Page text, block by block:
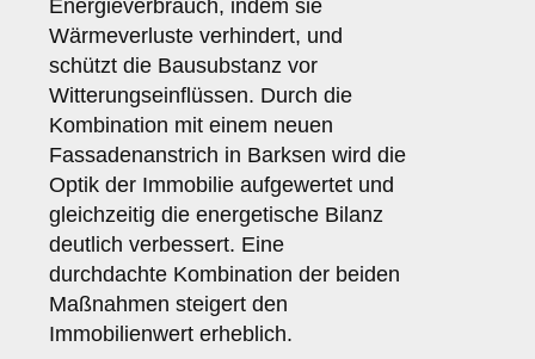
Energieverbrauch, indem sie
Wärmeverluste verhindert, und
schützt die Bausubstanz vor
Witterungseinflüssen. Durch die
Kombination mit einem neuen
Fassadenanstrich in Barksen wird die
Optik der Immobilie aufgewertet und
gleichzeitig die energetische Bilanz
deutlich verbessert. Eine
durchdachte Kombination der beiden
Maßnahmen steigert den
Immobilienwert erheblich.